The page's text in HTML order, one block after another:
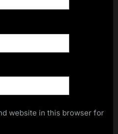
website in this browser for